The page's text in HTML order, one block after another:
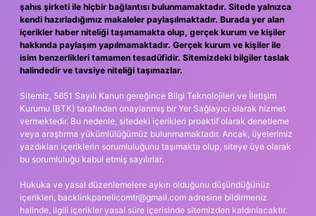
şahıs şirketi ile hiçbir bağlantısı bulunmamaktadır. Sitede yalnızca
kendi hazırladığımız makaleler paylaşılmaktadır. Burada yer alan
içerikler haber niteliği taşımamakta olup, gerçek kurum ve kişiler
hakkında paylaşım yapılmamaktadır. Gerçek kurum ve kişiler ile
isim benzerlikleri tamamen tesadüfidir. Sitemizdeki bilgiler taslak
halindedir ve tavsiye niteliği taşımazlar.
Sitemiz, 5651 Sayılı Kanun gereğince Bilgi Teknolojileri ve İletişim
Kurumu (BTK) tarafından onaylanmış bir Yer Sağlayıcı olarak hizmet
vermektedir. Bu nedenle, sitedeki içerikleri proaktif olarak denetleme
veya araştırma yükümlülüğümüz bulunmamaktadır. Ancak, üyelerimiz
yazdıkları içeriklerin sorumluluğunu taşımakta olup, siteye üye olarak
bu sorumluluğu kabul etmiş sayılırlar.
Hukuka ve yasal düzenlemelere aykırı olduğunu düşündüğünüz
içerikleri, backlinkpanelicomtr@gmail.com adresine bildirmeniz
halinde, ilgili içerikler yasal süre içerisinde sitemizden kaldırılacaktır.